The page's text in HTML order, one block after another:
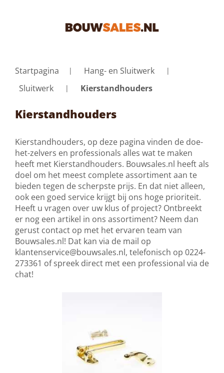
Startpagina
Hang- en Sluitwerk
Sluitwerk
Kierstandhouders
Kierstandhouders
Kierstandhouders, op deze pagina vinden de doe-
het-zelvers en professionals alles wat te maken
heeft met Kierstandhouders. Bouwsales.nl heeft als
doel om het meest complete assortiment aan te
bieden tegen de scherpste prijs. En dat niet alleen,
ook een goed service krijgt bij ons hoge prioriteit.
Heeft u vragen over uw klus of project? Ontbreekt
er nog een artikel in ons assortiment? Neem dan
gerust contact op met het ervaren team van
Bouwsales.nl! Dat kan via de mail op
klantenservice@bouwsales.nl, telefonisch op 0224-
273361 of spreek direct met een professional via de
chat!